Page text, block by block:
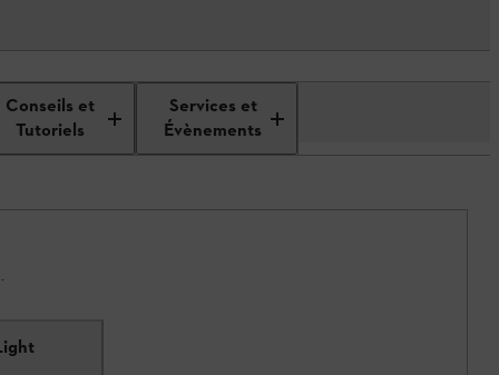
Conseils et
Tutoriels
Services et
Évènements